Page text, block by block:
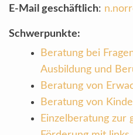
E-Mail geschäftlich:
Schwerpunkte:
Beratung bei
Ausbildung und
Beratung von
Beratung von
Einzelberatung zur